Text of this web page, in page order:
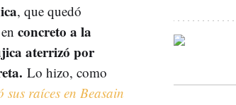
, que quedó
concreto a la
aterrizó por
Lo hizo, como
raíces en Beasain